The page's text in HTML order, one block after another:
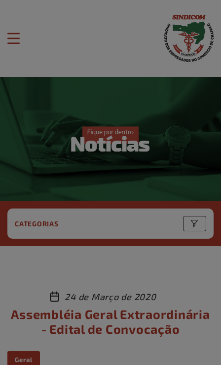
CATEGORIAS
24 de Março de 2020
Assembléia Geral Extraordinária
- Edital de Convocação
Geral